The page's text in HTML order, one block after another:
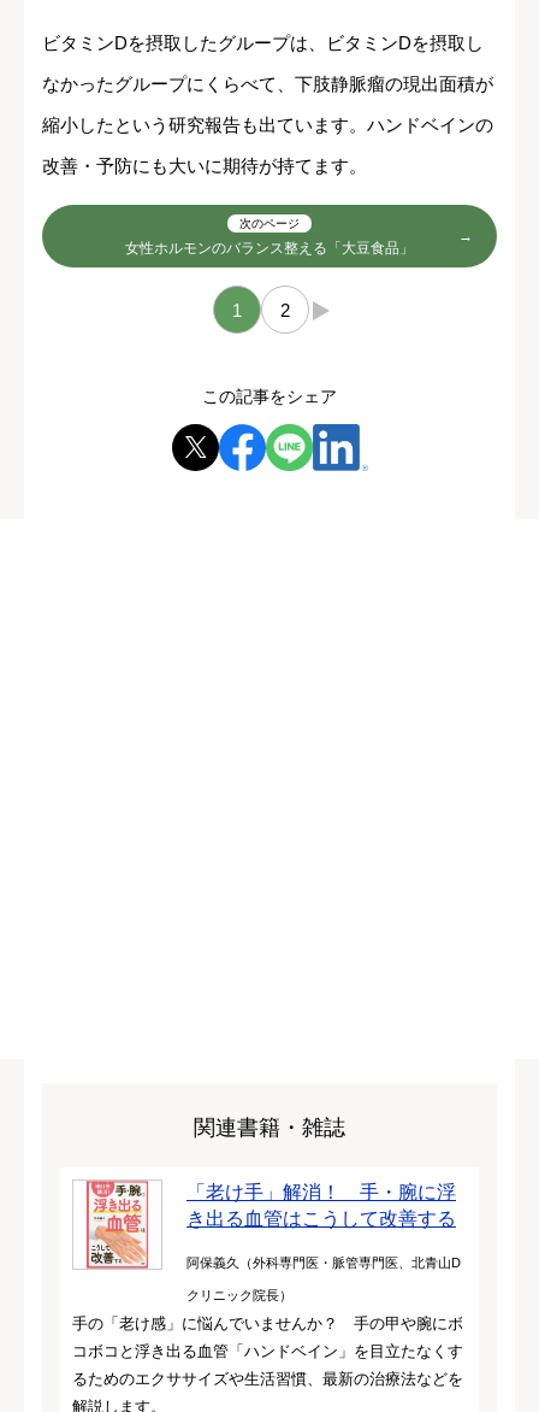
ビタミンDを摂取したグループは、ビタミンDを摂取し
なかったグループにくらべて、下肢静脈瘤の現出面積が
縮小したという研究報告も出ています。ハンドベインの
改善・予防にも大いに期待が持てます。
次のページ
女性ホルモンのバランス整える「大豆食品」
1 2 →
この記事をシェア
関連書籍・雑誌
「老け手」解消！ 手・腕に浮
き出る血管はこうして改善する
阿保義久（外科専門医・脈管専門医、北青山D
クリニック院長）
手の「老け感」に悩んでいませんか？ 手の甲や腕にボ
コボコと浮き出る血管「ハンドベイン」を目立たなくす
るためのエクササイズや生活習慣、最新の治療法などを
解説します。